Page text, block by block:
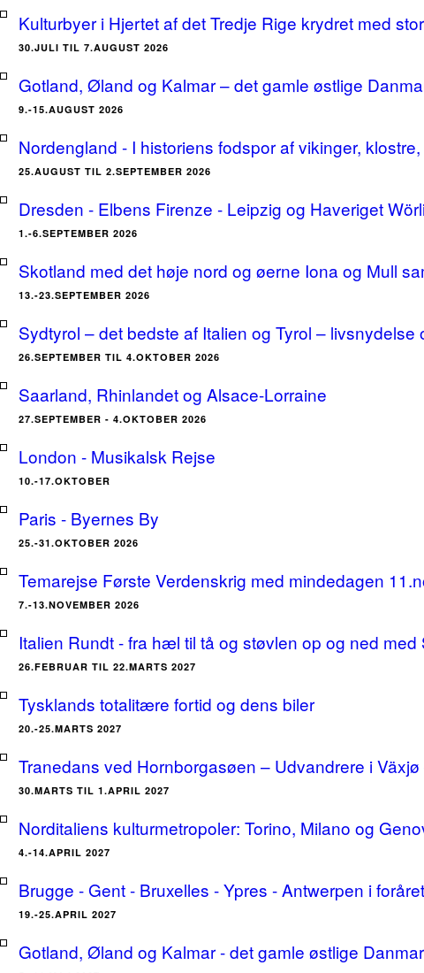
Kulturbyer i Hjertet af det Tredje Rige krydret med
30.JULI TIL 7.AUGUST 2026
Gotland, Øland og Kalmar – det gamle østlige
9.-15.AUGUST 2026
Nordengland - I historiens fodspor af vikinger,
25.AUGUST TIL 2.SEPTEMBER 2026
Dresden - Elbens Firenze - Leipzig og Haveriget
1.-6.SEPTEMBER 2026
Skotland med det høje nord og øerne Iona og Mull
13.-23.SEPTEMBER 2026
Sydtyrol – det bedste af Italien og Tyrol –
26.SEPTEMBER TIL 4.OKTOBER 2026
Saarland, Rhinlandet og Alsace-Lorraine
27.SEPTEMBER - 4.OKTOBER 2026
London - Musikalsk Rejse
10.-17.OKTOBER
Paris - Byernes By
25.-31.OKTOBER 2026
Temarejse Første Verdenskrig med mindedagen
7.-13.NOVEMBER 2026
Italien Rundt - fra hæl til tå og støvlen op og ned
26.FEBRUAR TIL 22.MARTS 2027
Tysklands totalitære fortid og dens biler
20.-25.MARTS 2027
Tranedans ved Hornborgasøen – Udvandrere i
30.MARTS TIL 1.APRIL 2027
Norditaliens kulturmetropoler: Torino, Milano og
4.-14.APRIL 2027
Brugge - Gent - Bruxelles - Ypres - Antwerpen i
19.-25.APRIL 2027
Gotland, Øland og Kalmar - det gamle østlige